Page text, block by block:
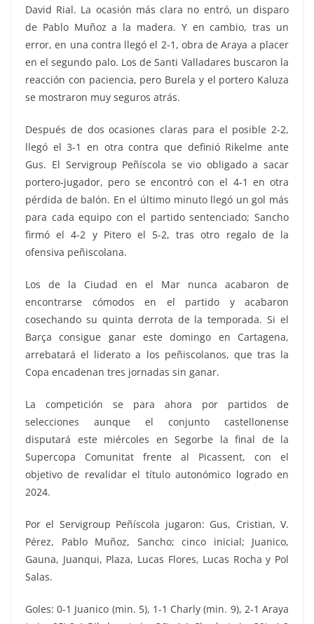
David Rial. La ocasión más clara no entró, un disparo
de Pablo Muñoz a la madera. Y en cambio, tras un
error, en una contra llegó el 2-1, obra de Araya a placer
en el segundo palo. Los de Santi Valladares buscaron la
reacción con paciencia, pero Burela y el portero Kaluza
se mostraron muy seguros atrás.
Después de dos ocasiones claras para el posible 2-2,
llegó el 3-1 en otra contra que definió Rikelme ante
Gus. El Servigroup Peñíscola se vio obligado a sacar
portero-jugador, pero se encontró con el 4-1 en otra
pérdida de balón. En el último minuto llegó un gol más
para cada equipo con el partido sentenciado; Sancho
firmó el 4-2 y Pitero el 5-2, tras otro regalo de la
ofensiva peñiscolana.
Los de la Ciudad en el Mar nunca acabaron de
encontrarse cómodos en el partido y acabaron
cosechando su quinta derrota de la temporada. Si el
Barça consigue ganar este domingo en Cartagena,
arrebatará el liderato a los peñiscolanos, que tras la
Copa encadenan tres jornadas sin ganar.
La competición se para ahora por partidos de
selecciones aunque el conjunto castellonense
disputará este miércoles en Segorbe la final de la
Supercopa Comunitat frente al Picassent, con el
objetivo de revalidar el título autonómico logrado en
2024.
Por el Servigroup Peñíscola jugaron: Gus, Cristian, V.
Pérez, Pablo Muñoz, Sancho; cinco inicial; Juanico,
Gauna, Juanqui, Plaza, Lucas Flores, Lucas Rocha y Pol
Salas.
Goles: 0-1 Juanico (min. 5), 1-1 Charly (min. 9), 2-1 Araya